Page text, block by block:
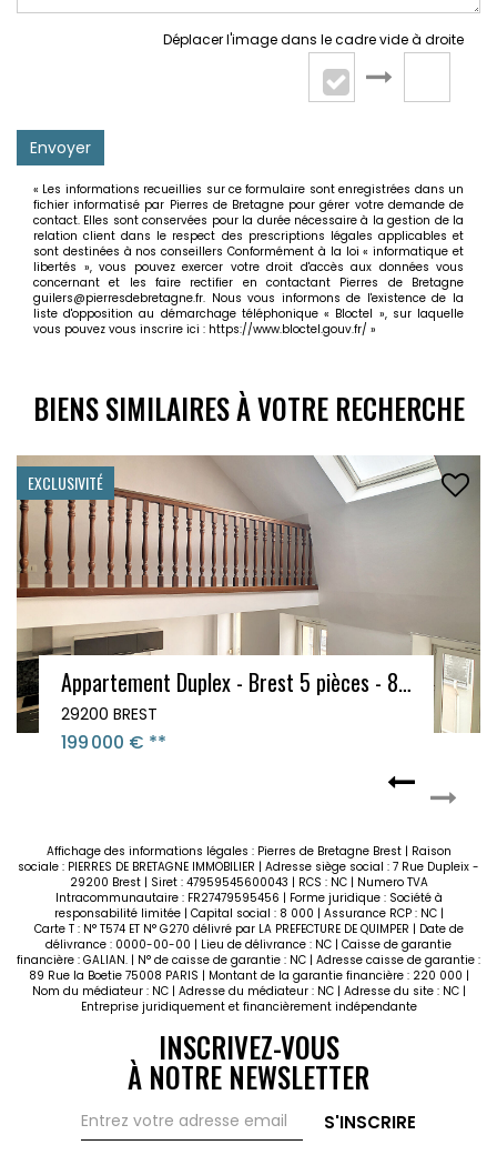
Déplacer l'image dans le cadre vide à droite
Envoyer
« Les informations recueillies sur ce formulaire sont enregistrées dans un
fichier informatisé par Pierres de Bretagne pour gérer votre demande de
contact. Elles sont conservées pour la durée nécessaire à la gestion de la
relation client dans le respect des prescriptions légales applicables et
sont destinées à nos conseillers Conformément à la loi « informatique et
libertés », vous pouvez exercer votre droit d'accès aux données vous
concernant et les faire rectifier en contactant Pierres de Bretagne
guilers@pierresdebretagne.fr. Nous vous informons de l'existence de la
liste d'opposition au démarchage téléphonique « Bloctel », sur laquelle
vous pouvez vous inscrire ici : https://www.bloctel.gouv.fr/ »
BIENS SIMILAIRES À VOTRE RECHERCHE
Appartement Duplex - Brest 5 pièces - 81 m²
EXCLUSIVITÉ
Affichage des informations légales : Pierres de Bretagne Brest | Raison
sociale : PIERRES DE BRETAGNE IMMOBILIER | Adresse siège social : 7 Rue Dupleix -
29200 Brest | Siret : 47959545600043 | RCS : NC | Numero TVA
Intracommunautaire : FR27479595456 | Forme juridique : Société à
responsabilité limitée | Capital social : 8 000 | Assurance RCP : NC |
Carte T : N° T574 ET N° G270 délivré par LA PREFECTURE DE QUIMPER | Date de
délivrance : 0000-00-00 | Lieu de délivrance : NC | Caisse de garantie
financière : GALIAN. | N° de caisse de garantie : NC | Adresse caisse de garantie :
89 Rue la Boetie 75008 PARIS | Montant de la garantie financière : 220 000 |
Nom du médiateur : NC | Adresse du médiateur : NC | Adresse du site : NC |
Entreprise juridiquement et financièrement indépendante
INSCRIVEZ-VOUS
À NOTRE NEWSLETTER
S'INSCRIRE